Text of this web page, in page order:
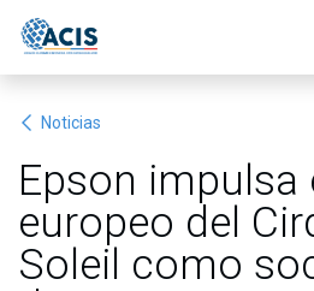
Noticias
Epson impulsa
europeo del
Soleil como